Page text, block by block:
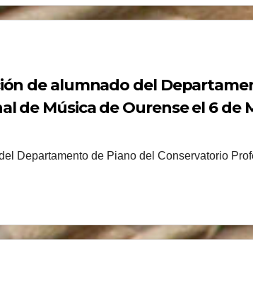
de alumnado del
de Música de Ourense el 6 de
Departamento de Piano del Conservatorio